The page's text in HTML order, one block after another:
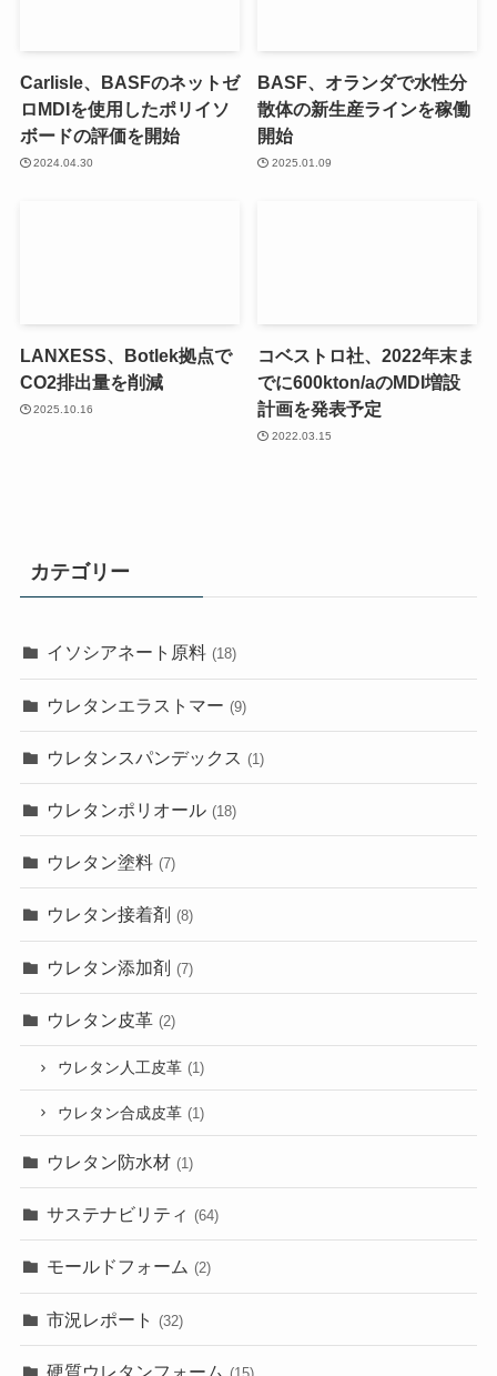
Carlisle、BASFのネットゼ
ロMDIを使用したポリイソ
ボードの評価を開始
2024.04.30
BASF、オランダで水性分
散体の新生産ラインを稼働
開始
2025.01.09
LANXESS、Botlek拠点で
CO2排出量を削減
2025.10.16
コベストロ社、2022年末ま
でに600kton/aのMDI増設
計画を発表予定
2022.03.15
カテゴリー
イソシアネート原料 (18)
ウレタンエラストマー (9)
ウレタンスパンデックス (1)
ウレタンポリオール (18)
ウレタン塗料 (7)
ウレタン接着剤 (8)
ウレタン添加剤 (7)
ウレタン皮革 (2)
ウレタン人工皮革 (1)
ウレタン合成皮革 (1)
ウレタン防水材 (1)
サステナビリティ (64)
モールドフォーム (2)
市況レポート (32)
硬質ウレタンフォーム